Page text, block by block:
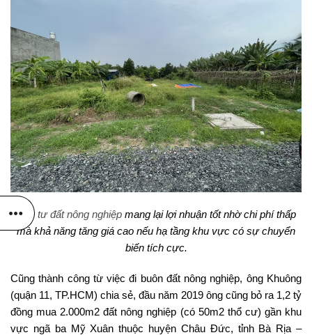
Đầu tư đất nông nghiệp mang lại lợi nhuận tốt nhờ chi phí thấp
mà khả năng tăng giá cao nếu hạ tầng khu vực có sự chuyển
biến tích cực.
Cũng thành công từ việc đi buôn đất nông nghiệp, ông Khuông
(quận 11, TP.HCM) chia sẻ, đầu năm 2019 ông cũng bỏ ra 1,2 tỷ
đồng mua 2.000m2 đất nông nghiệp (có 50m2 thổ cư) gần khu
vực ngã ba Mỹ Xuân thuộc huyện Châu Đức, tỉnh Bà Rịa –